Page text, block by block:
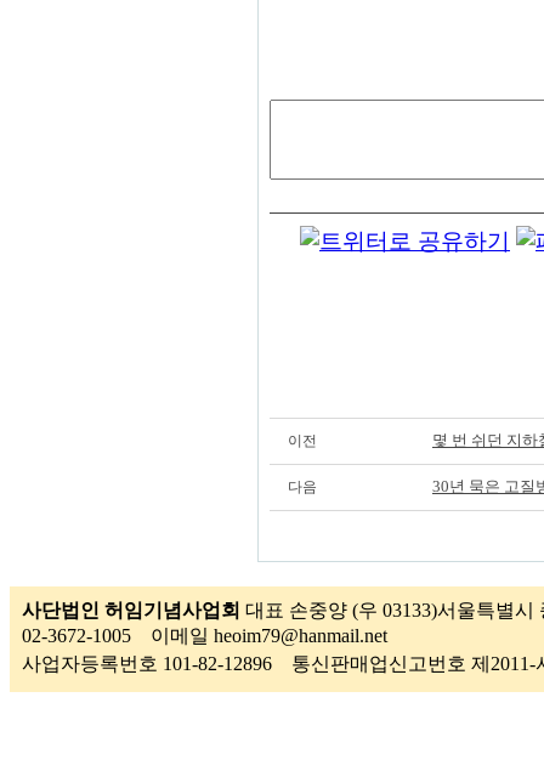
이전 몇 번 쉬던 지하
다음 30년 묵은 고질
사단법인 허임기념사업회 대표 손중양 (우 03133)서울특별
02-3672-1005 이메일 heoim79@hanmail.net
사업자등록번호 101-82-12896 통신판매업신고번호 제